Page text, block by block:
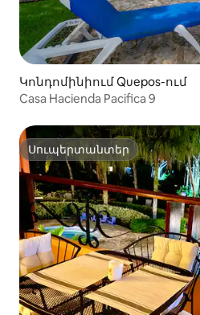
Կոնդոմինիում Quepos-ում
Casa Hacienda Pacifica 9
Սուպերտանտեր
Սուպերտանտեր